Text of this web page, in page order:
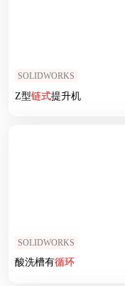
SOLIDWORKS
Z型链式提升机
SOLIDWORKS
酸洗槽有循环